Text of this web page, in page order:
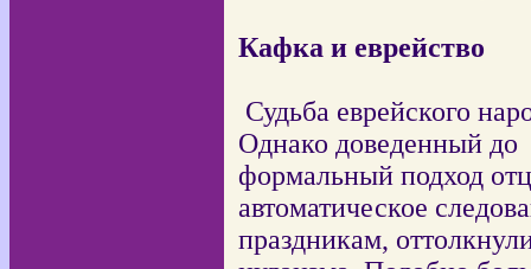
Кафка и еврейство
Судьба еврейского
Однако доведенный до
формальный подход
автоматическое
праздникам,